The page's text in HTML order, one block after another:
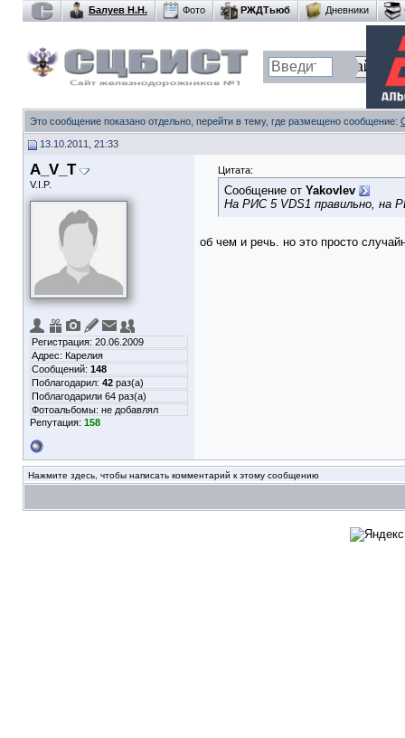
Балуев Н.Н. Фото РЖДТьюб Дневники
Это сообщение показано отдельно, перейти в тему, где размещено сообщение:
13.10.2011, 21:33
A_V_T
V.I.P.
Регистрация: 20.06.2009
Адрес: Карелия
Сообщений: 148
Поблагодарил: 42 раз(а)
Поблагодарили 64 раз(а)
Фотоальбомы: не добавлял
Репутация: 158
Цитата:
Сообщение от Yakovlev
На РИС 5 VDS1 правильно, на
об чем и речь. но это просто
Нажмите здесь, чтобы написать комментарий к этому сообщению